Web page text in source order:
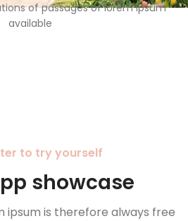
of passages of lorem ipsum
available
to try yourself
showcase
ipsum is therefore always free